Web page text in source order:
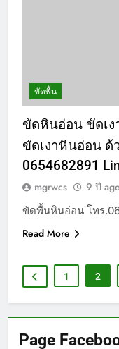
ขัดพื้น
ขัดหินอ่อน ขัดเ
ขัดเงาหินอ่อน ด้
0654682891
mgrwcs 9 ปี
ขัดพื้นหินอ่อน โทร
Read More
1 2
Page